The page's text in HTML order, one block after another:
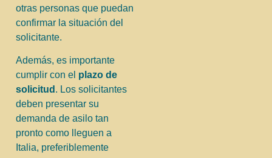
otras personas que puedan
confirmar la situación del
solicitante.
Además, es importante
cumplir con el plazo de
solicitud . Los solicitantes
deben presentar su
demanda de asilo tan
pronto como lleguen a
Italia, preferiblemente